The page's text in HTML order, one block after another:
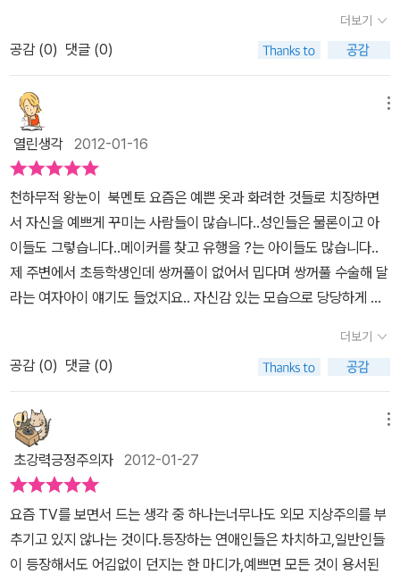
야 여자지 라는 말은 이런모습을 가지지 못한 사람들에게 절대로 먹
히지 않는 말이다. 그것은 얼굴이 이쁜데 마음까지 이쁜 여지를 말하
무기기 될수 잇다. 안생긴사람이 말하면신빙성을 떨어진다고 생각하
는 사람들 그리고 너는 공부열심히 해야겠다라는 사람들의 무책임한
말. 잘생긴남자랑 사귀면 돈이 많은가 보다라는 생각하는 세상이다.
책의 마무리는 자신감있는 왕눈이 왕수니로 사는것이라고 하지만 이
아이가 커가면서 얼마나 많은 상처를 받을지는 너무나 쉽게 상상할수
있을 것이다. 그러지만 이것을 깨주는 것이 어른들이 몫이라면 받아
들여야 한다. 아이들의 자존심, 자신감, 자존감을 살려주기 위해서 엄
마인 나는 최선을 다해서 노력할것을 맹세합니다.
원생보다 더 작은키........더 이상 말하지 않아도 짐작이 갈 만한 일명
모든 악조건을 두루 갖춘 얼굴이다.하지만, 수니의 엄마는 미인에 키
도 크다.그래서 수니는 자신이 엄마의 친딸이 아닐 수도 있다는 황당
한 생각도 해본다.외모에는 전혀 관심이 없어서 거울조차 보지 않는
수니에게 변화가 생겼으니 바로 멋진 왕자님 유석이가 전학을 왔기
때문이다.유석이를 좋아하게 되면서 나름 외모를 가꾸고자 관심도 가
져보던 수니에게 유석이가 조금씩 다가온다.자신감 넘치는 수니의 모
습이 좋다면서.아빠가 궁금한 수니에게 어느 날, 엄마는 아빠의 사진
을 보여 주는데 알고 보니 자신의 외모를 만든 사람은 아빠였다.자신
이 보기에 커다란 골롬처럼 보이는 아빠지만 엄마는 아빠가 참 멋진
사람이라고 하면서 아빠 이야기를 들려 준다.수니는 아빠가 사고로부
터 자신을 끝까지 지켜주시고 돌아가셨다는 사실을 알게 된다.그래서
수니는 알게 되었다.사람이 멋지다는 것은 외모를 말하는 것이 아니
라 마음을 이야기하는 것이라는 것을.자신도 아빠처럼 진정으로 이쁜
를 많이 따지는 것 같다.심지어 유치원생도, 그보다 더 어린 아이들도
그렇다.초등학생이 되면서 다른 사람들과의 교류가 많아지는 아이들
에게 외모로 사람을 평가하는 것은 옳지 않다는 것을 왕눈이는 확실
히 보여주었다.외모에 상관없이 당당하고 씩씩하게 자신의 개성을 보
여주는 사람이 진정으로 멋진 사람이다.
더보기
공감 (0) 댓글 (0)
열린생각 2012-01-16
천하무적 왕눈이 북멘토 요즘은 예쁜 옷과 화려한 것들로 치장하면
서 자신을 예쁘게 꾸미는 사람들이 많습니다..성인들은 물론이고 아
이들도 그렇습니다..메이커를 찾고 유행을 ?는 아이들도 많습니다..
제 주변에서 초등학생인데 쌍꺼풀이 없어서 밉다며 쌍꺼풀 수술해 달
라는 여자아이 얘기도 들었지요.. 자신감 있는 모습으로 당당하게 행
로 오래 갈 것으로 생각되는 데..키도 작고 작은 눈을 가진 이 책 주인
공 수니에게 어울리는 별명이 된 '왕눈이'는 진짜 자기 자신을 볼 줄
아는 큰 눈을 가져서 붙여진 별명인 것 같습니다..정말 멋집니다~엄
마 화장품을 바르면 엄마처럼 예뻐질 것 같아서 엄마 화장품을 바르
고 엄마 옷을 입어봤지만아무리 해도 예뻐지지 않고 점점 이상하게
괴물처럼 변하는 것 같았지요..엄마 딸인데 엄마를 하나도 닮지 않아
속상하기만 한 수니..'슈퍼 아줌마가 하던 '엄마 배 속에 있을 때 엄마
가 미워하면 엄마랑 닮지 않는 다'는 말이 떠올라 결국 울음보가 터져
엉엉 울어버리고 말았습니다.. 성적이나 외모 만으로 사람을 평가한
더보기
공감 (0) 댓글 (0)
초강력긍정주의자 2012-01-27
요즘 TV를 보면서 드는 생각 중 하나는너무나도 외모 지상주의를 부
추기고 있지 않나는 것이다.등장하는 연애인들은 차치하고,일반인들
이 등장해서도 어김없이 던지는 한 마디가,예쁘면 모든 것이 용서된